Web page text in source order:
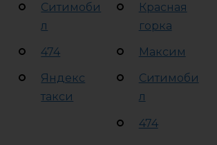
Ситимоби
л
474
Яндекс
такси
Красная
горка
Максим
Ситимоби
л
474